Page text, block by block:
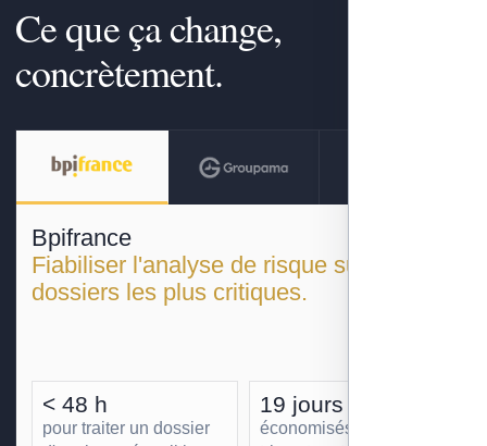
Ce que ça change,
concrètement.
Bpifrance
Fiabiliser l'analyse de risque sur les
dossiers les plus critiques.
< 48 h
pour traiter un dossier
19 jours
économisés par